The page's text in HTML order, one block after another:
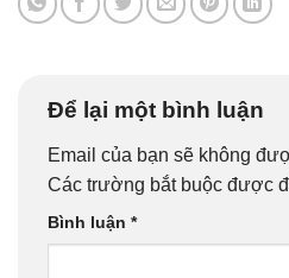
Để lại một bình luận
Email của bạn sẽ không
Các trường bắt buộc được
Bình luận *